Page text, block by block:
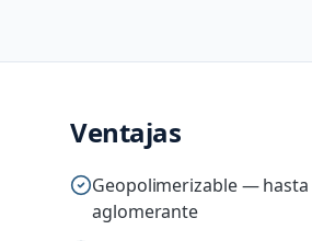
Ventajas
Geopolimerizable — hasta
aglomerante